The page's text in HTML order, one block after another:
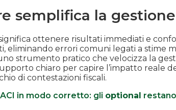
semplifica la
ottenere risultati immediati e
eliminando errori comuni legati a stime
strumento pratico che velocizza la
chiaro per capire l’impatto reale
di contestazioni fiscali.
in modo corretto: gli optional